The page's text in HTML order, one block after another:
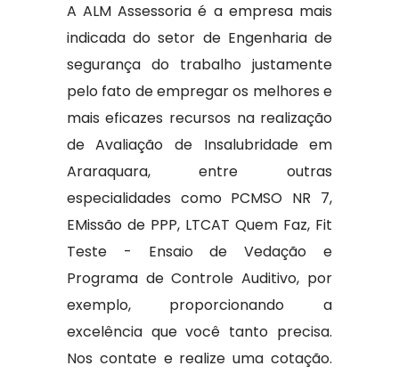
A ALM Assessoria é a empresa mais
indicada do setor de Engenharia de
segurança do trabalho justamente
pelo fato de empregar os melhores e
mais eficazes recursos na realização
de Avaliação de Insalubridade em
Araraquara, entre outras
especialidades como PCMSO NR 7,
EMissão de PPP, LTCAT Quem Faz, Fit
Teste - Ensaio de Vedação e
Programa de Controle Auditivo, por
exemplo, proporcionando a
excelência que você tanto precisa.
Nos contate e realize uma cotação.